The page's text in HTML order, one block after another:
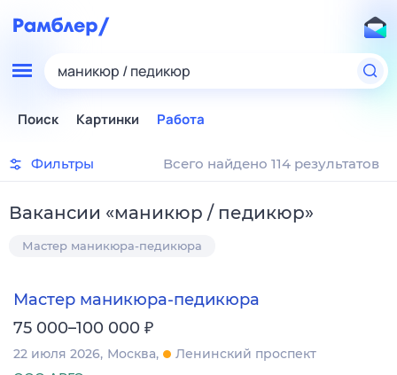
маникюр / педикюр
Поиск Картинки Работа
Фильтры Всего найдено 114 результатов
Вакансии «маникюр / педикюр»
Мастер маникюра-педикюра
Мастер маникюра-педикюра
75 000–100 000 ₽
22 июля 2026 Москва
Ленинский проспект